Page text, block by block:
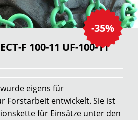
-35%
F 100-11 UF-100-11
eigens für
Forstarbeit entwickelt. Sie ist
für Einsätze unter den